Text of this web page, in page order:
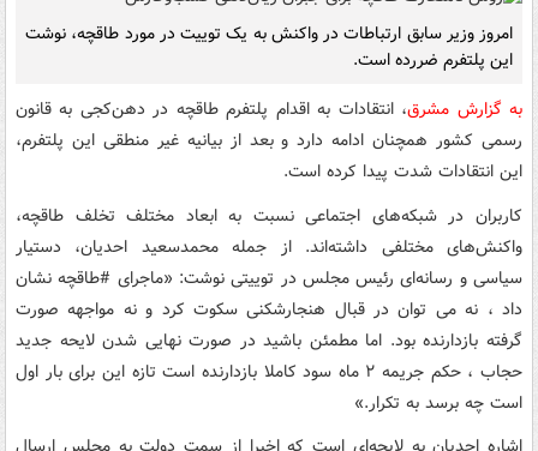
امروز وزیر سابق ارتباطات در واکنش به یک توییت در مورد طاقچه، نوشت
این پلتفرم ضررده است.
به گزارش مشرق، انتقادات به اقدام پلتفرم طاقچه در دهن‌کجی به قانون
رسمی کشور همچنان ادامه دارد و بعد از بیانیه غیر منطقی این پلتفرم،
این انتقادات شدت پیدا کرده است.
کاربران در شبکه‌های اجتماعی نسبت به ابعاد مختلف تخلف طاقچه،
واکنش‌های مختلفی داشته‌اند. از جمله محمدسعید احدیان، دستیار
سیاسی و رسانه‌ای رئیس مجلس در توییتی نوشت: «ماجرای #طاقچه نشان
داد ، نه می توان در قبال هنجارشکنی سکوت کرد و نه مواجهه صورت
گرفته بازدارنده بود. اما مطمئن باشید در صورت نهایی شدن لایحه جدید
حجاب ، حکم جریمه ۲ ماه سود کاملا بازدارنده است تازه این برای بار اول
است چه برسد به تکرار.»